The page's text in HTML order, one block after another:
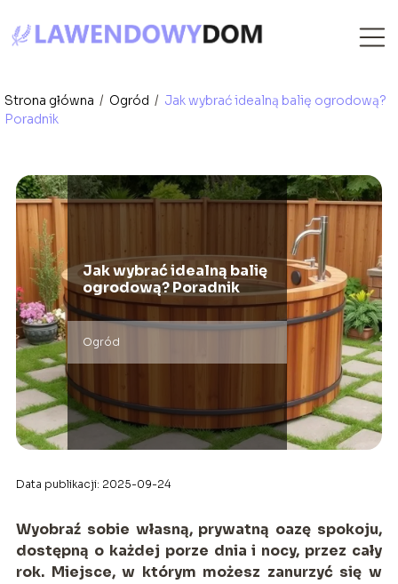
Strona główna / Ogród / Jak wybrać idealną balię ogrodową?
Poradnik
Jak wybrać idealną balię
ogrodową? Poradnik
Ogród
Data publikacji: 2025-09-24
Wyobraź sobie własną, prywatną oazę spokoju,
dostępną o każdej porze dnia i nocy, przez cały
rok. Miejsce, w którym możesz zanurzyć się w